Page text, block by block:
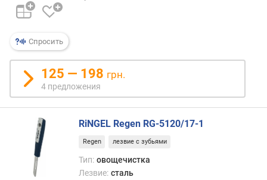
д
а
е
д
о
б
а
в
Спросить
125 — 198 грн.
4 предложения
RiNGEL Regen RG-5120/17-1
Regen лезвие с зубьями
Тип: овощечистка
Лезвие: сталь